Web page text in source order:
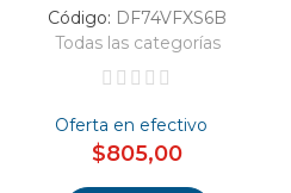
Código: DF74VFXS6B
Todas las categorías
Oferta en efectivo
$805,00